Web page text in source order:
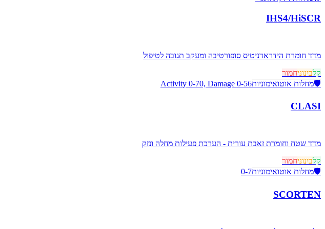
IHS4/HiSCR
מדד חומרת הידראדניטיס סופורטיבה ומעקב תגובה לטיפול
קלבינוניחמור
🛡️מחלות אוטואימוניותActivity 0-70, Damage 0-56
CLASI
מדד שטח וחומרת זאבת עורית - הערכת פעילות מחלה ונזק
קלבינוניחמור
🛡️מחלות אוטואימוניות0-7
SCORTEN